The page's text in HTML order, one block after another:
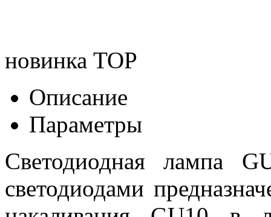
новинка TOP
Описание
Параметры
Светодиодная лампа
светодиодами